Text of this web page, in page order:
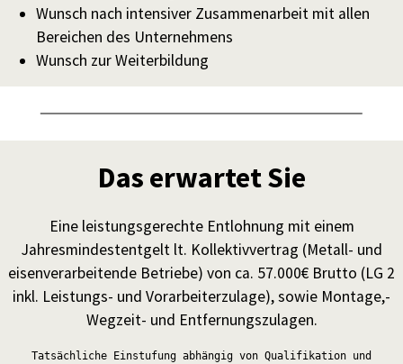
Wunsch nach intensiver Zusammenarbeit mit allen
Bereichen des Unternehmens
Wunsch zur Weiterbildung
Das erwartet Sie
Eine leistungsgerechte Entlohnung mit einem
Jahresmindestentgelt lt. Kollektivvertrag (Metall- und
eisenverarbeitende Betriebe) von ca. 57.000€ Brutto (LG 2
inkl. Leistungs- und Vorarbeiterzulage), sowie Montage,-
Wegzeit- und Entfernungszulagen.
Tatsächliche Einstufung abhängig von Qualifikation und